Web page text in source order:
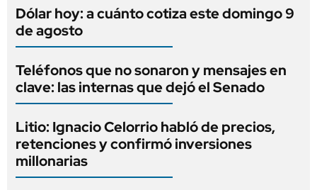
Dólar hoy: a cuánto cotiza este domingo 9
de agosto
Teléfonos que no sonaron y mensajes en
clave: las internas que dejó el Senado
Litio: Ignacio Celorrio habló de precios,
retenciones y confirmó inversiones
millonarias